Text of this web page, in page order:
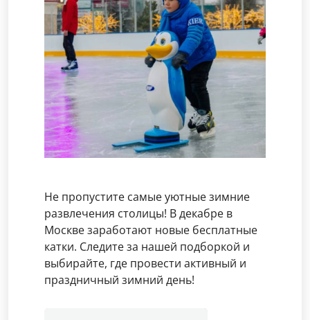
Не пропустите самые уютные зимние
развлечения столицы! В декабре в
Москве заработают новые бесплатные
катки. Следите за нашей подборкой и
выбирайте, где провести активный и
праздничный зимний день!